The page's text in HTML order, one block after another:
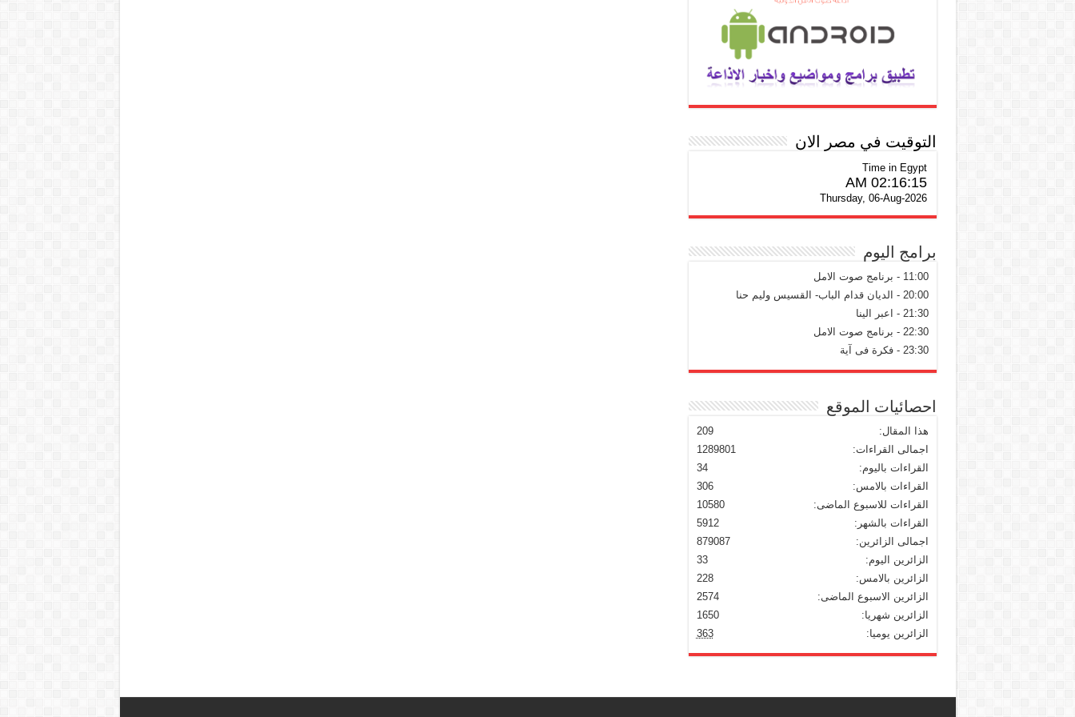
التوقيت في مصر الان
Time in Egypt
02:16:16 AM
Thursday, 06-Aug-2026
برامج اليوم
11:00 - برنامج صوت الامل
20:00 - الديان قدام الباب- القسيس وليم حنا
21:30 - اعبر الينا
22:30 - برنامج صوت الامل
23:30 - فكرة فى آية
احصائيات الموقع
209
هذا المقال:
1289801
اجمالى القراءات:
34
القراءات باليوم:
306
القراءات بالامس:
10580
القراءات للاسبوع الماضى:
5912
القراءات بالشهر:
879087
اجمالى الزائرين:
33
الزائرين اليوم:
228
الزائرين بالامس:
2574
الزائرين الاسبوع الماضى:
1650
الزائرين شهريا:
363
الزائرين يوميا: